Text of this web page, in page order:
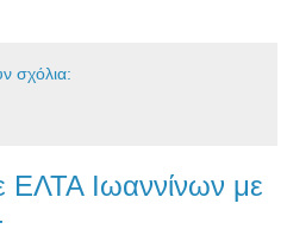
σχόλια:
ΕΛΤΑ Ιωαννίνων με